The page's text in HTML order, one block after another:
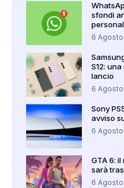
sfondi
6
S12:
lancio
6
Sony
avviso
6
GTA 6:
sarà
6